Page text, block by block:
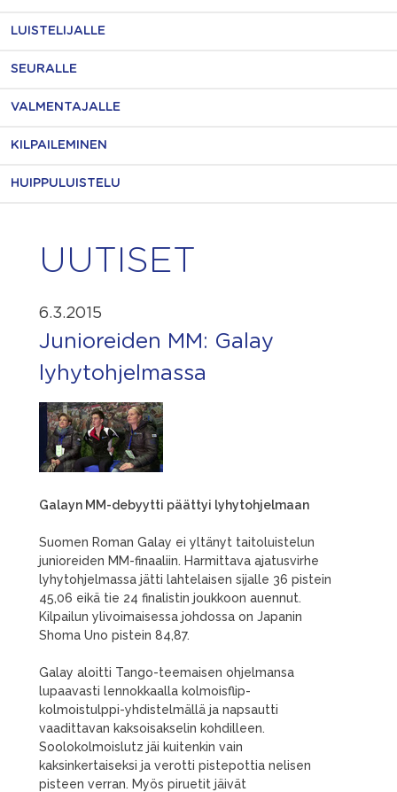
LUISTELIJALLE
SEURALLE
VALMENTAJALLE
KILPAILEMINEN
HUIPPULUISTELU
UUTISET
6.3.2015
Junioreiden MM: Galay
lyhytohjelmassa
Galayn MM-debyytti päättyi lyhytohjelmaan
Suomen Roman Galay ei yltänyt taitoluistelun
junioreiden MM-finaaliin. Harmittava ajatusvirhe
lyhytohjelmassa jätti lahtelaisen sijalle 36 pistein
45,06 eikä tie 24 finalistin joukkoon auennut.
Kilpailun ylivoimaisessa johdossa on Japanin
Shoma Uno pistein 84,87.
Galay aloitti Tango-teemaisen ohjelmansa
lupaavasti lennokkaalla kolmoisflip-
kolmoistulppi-yhdistelmällä ja napsautti
vaadittavan kaksoisakselin kohdilleen.
Soolokolmoislutz jäi kuitenkin vain
kaksinkertaiseksi ja verotti pistepottia nelisen
pisteen verran. Myös piruetit jäivät